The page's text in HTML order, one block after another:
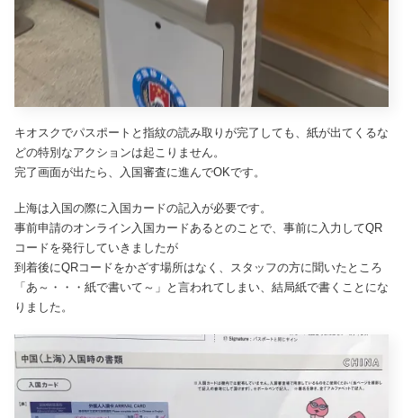
キオスクでパスポートと指紋の読み取りが完了しても、紙が出てくるな
どの特別なアクションは起こりません。
完了画面が出たら、入国審査に進んでOKです。
上海は入国の際に入国カードの記入が必要です。
事前申請のオンライン入国カードあるとのことで、事前に入力してQR
コードを発行していきましたが
到着後にQRコードをかざす場所はなく、スタッフの方に聞いたところ
「あ～・・・紙で書いて～」と言われてしまい、結局紙で書くことにな
りました。